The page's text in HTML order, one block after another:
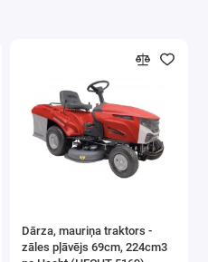
Dārza, mauriņa traktors -
zāles pļāvējs 69cm, 224cm3